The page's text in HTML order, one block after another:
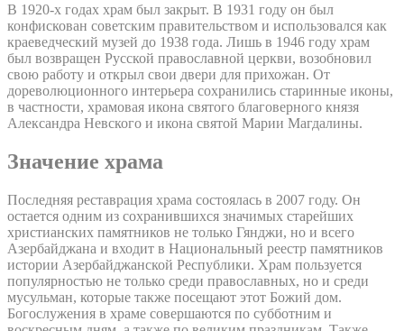
В 1920-х годах храм был закрыт. В 1931 году он был
конфискован советским правительством и использовался как
краеведческий музей до 1938 года. Лишь в 1946 году храм
был возвращен Русской православной церкви, возобновил
свою работу и открыл свои двери для прихожан. От
дореволюционного интерьера сохранились старинные иконы,
в частности, храмовая икона святого благоверного князя
Александра Невского и икона святой Марии Магдалины.
Значение храма
Последняя реставрация храма состоялась в 2007 году. Он
остается одним из сохранившихся значимых старейших
христианских памятников не только Гянджи, но и всего
Азербайджана и входит в Национальный реестр памятников
истории Азербайджанской Республики. Храм пользуется
популярностью не только среди православных, но и среди
мусульман, которые также посещают этот Божий дом.
Богослужения в храме совершаются по субботним и